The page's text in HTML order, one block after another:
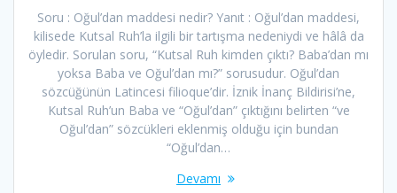
Soru : Oğul’dan maddesi nedir? Yanıt : Oğul’dan maddesi,
kilisede Kutsal Ruh’la ilgili bir tartışma nedeniydi ve hâlâ da
öyledir. Sorulan soru, “Kutsal Ruh kimden çıktı? Baba’dan mı
yoksa Baba ve Oğul’dan mı?” sorusudur. Oğul’dan
sözcüğünün Latincesi filioque’dir. İznik İnanç Bildirisi’ne,
Kutsal Ruh’un Baba ve “Oğul’dan” çıktığını belirten “ve
Oğul’dan” sözcükleri eklenmiş olduğu için bundan
“Oğul’dan…
Devamı